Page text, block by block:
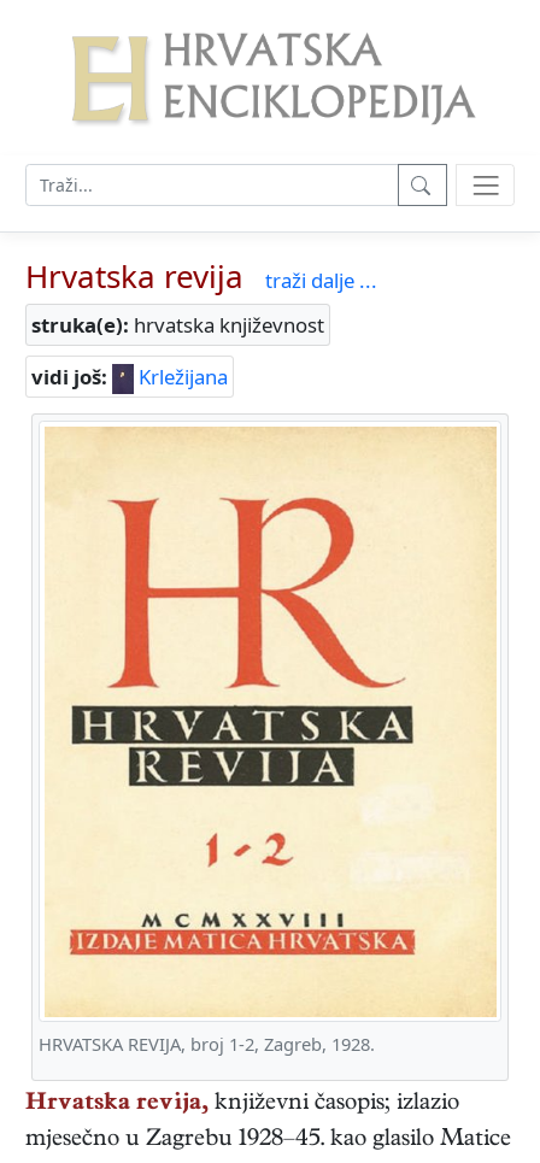
Hrvatska revija
traži dalje ...
struka(e): hrvatska književnost
vidi još:
Krležijana
HRVATSKA REVIJA, broj 1-2, Zagreb, 1928.
Hrvatska revija, književni časopis; izlazio
mjesečno u Zagrebu 1928–45. kao glasilo Matice